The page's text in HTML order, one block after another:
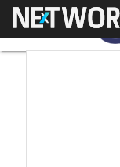
Menu